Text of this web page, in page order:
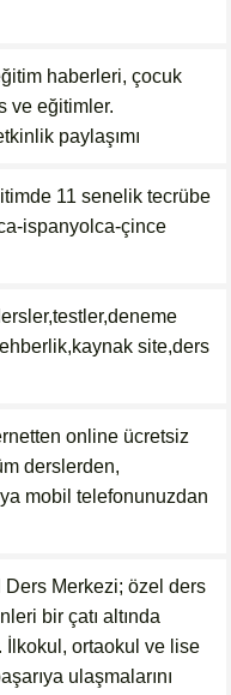
haberleri, çocuk
ve eğitimler.
paylaşımı
11 senelik tecrübe
ispanyolca-çince
site,ders
online ücretsiz
derslerden,
mobil telefonunuzdan
Ders Merkezi; özel ders
bir çatı altında
İlkokul, ortaokul ve lise
ulaşmalarını